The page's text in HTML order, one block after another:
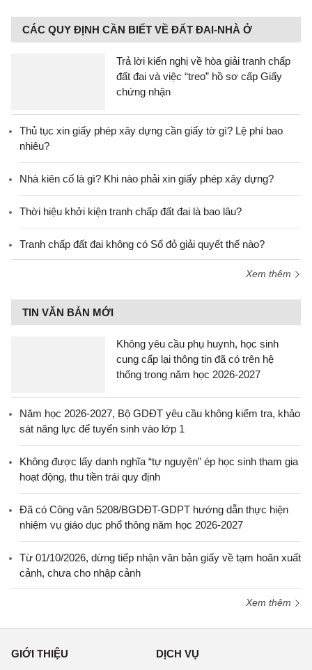
CÁC QUY ĐỊNH CẦN BIẾT VỀ ĐẤT ĐAI-NHÀ Ở
Trả lời kiến nghị về hòa giải tranh chấp
đất đai và việc “treo” hồ sơ cấp Giấy
chứng nhận
Thủ tục xin giấy phép xây dựng cần giấy tờ gì? Lệ phí bao
nhiêu?
Nhà kiên cố là gì? Khi nào phải xin giấy phép xây dựng?
Thời hiệu khởi kiện tranh chấp đất đai là bao lâu?
Tranh chấp đất đai không có Sổ đỏ giải quyết thế nào?
Xem thêm
TIN VĂN BẢN MỚI
Không yêu cầu phụ huynh, học sinh
cung cấp lại thông tin đã có trên hệ
thống trong năm học 2026-2027
Năm học 2026-2027, Bộ GDĐT yêu cầu không kiểm tra, khảo
sát năng lực để tuyển sinh vào lớp 1
Không được lấy danh nghĩa “tự nguyện” ép học sinh tham gia
hoạt động, thu tiền trái quy định
Đã có Công văn 5208/BGDĐT-GDPT hướng dẫn thực hiện
nhiệm vụ giáo dục phổ thông năm học 2026-2027
Từ 01/10/2026, dừng tiếp nhận văn bản giấy về tạm hoãn xuất
cảnh, chưa cho nhập cảnh
Xem thêm
GIỚI THIỆU DỊCH VỤ